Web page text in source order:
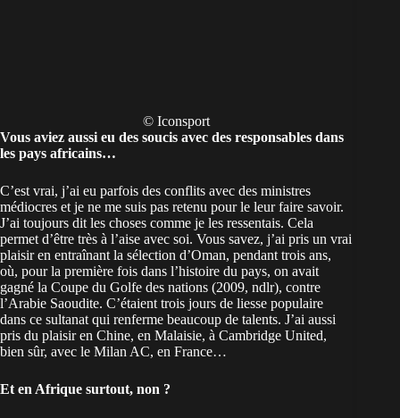
© Iconsport
Vous aviez aussi eu des soucis avec des responsables dans
les pays africains…
C’est vrai, j’ai eu parfois des conflits avec des ministres
médiocres et je ne me suis pas retenu pour le leur faire savoir.
J’ai toujours dit les choses comme je les ressentais. Cela
permet d’être très à l’aise avec soi. Vous savez, j’ai pris un vrai
plaisir en entraînant la sélection d’Oman, pendant trois ans,
où, pour la première fois dans l’histoire du pays, on avait
gagné la Coupe du Golfe des nations (2009, ndlr), contre
l’Arabie Saoudite. C’étaient trois jours de liesse populaire
dans ce sultanat qui renferme beaucoup de talents. J’ai aussi
pris du plaisir en Chine, en Malaisie, à Cambridge United,
bien sûr, avec le Milan AC, en France…
Et en Afrique surtout, non ?